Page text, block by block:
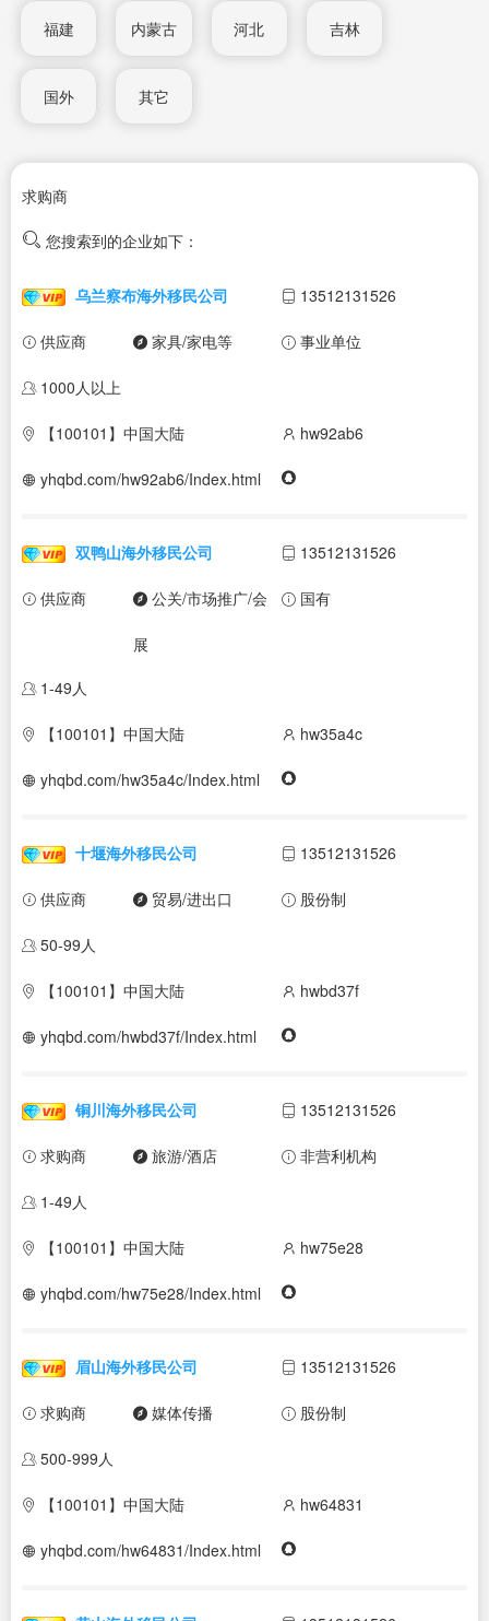
福建 内蒙古 河北 吉林
国外 其它
求购商
您搜索到的企业如下：
乌兰察布海外移民公司 13512131526
供应商 家具/家电等 事业单位
1000人以上
【100101】中国大陆 hw92ab6
yhqbd.com/hw92ab6/Index.html
双鸭山海外移民公司 13512131526
供应商 公关/市场推广/会
展
国有
1-49人
【100101】中国大陆 hw35a4c
yhqbd.com/hw35a4c/Index.html
十堰海外移民公司 13512131526
供应商 贸易/进出口 股份制
50-99人
【100101】中国大陆 hwbd37f
yhqbd.com/hwbd37f/Index.html
铜川海外移民公司 13512131526
求购商 旅游/酒店 非营利机构
1-49人
【100101】中国大陆 hw75e28
yhqbd.com/hw75e28/Index.html
眉山海外移民公司 13512131526
求购商 媒体传播 股份制
500-999人
【100101】中国大陆 hw64831
yhqbd.com/hw64831/Index.html